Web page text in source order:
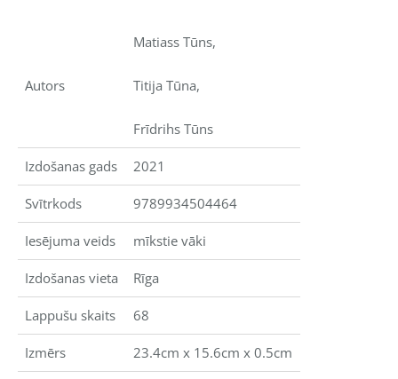
Autors
Matiass Tūns,
Titija Tūna,
Frīdrihs Tūns
Izdošanas gads 2021
Svītrkods 9789934504464
Iesējuma veids mīkstie vāki
Izdošanas vieta Rīga
Lappušu skaits 68
Izmērs 23.4cm x 15.6cm x 0.5cm